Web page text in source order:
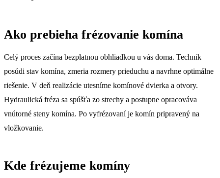
Ako prebieha frézovanie komína
Celý proces začína bezplatnou obhliadkou u vás doma. Technik
posúdi stav komína, zmeria rozmery prieduchu a navrhne optimálne
riešenie. V deň realizácie utesníme komínové dvierka a otvory.
Hydraulická fréza sa spúšťa zo strechy a postupne opracováva
vnútorné steny komína. Po vyfrézovaní je komín pripravený na
vložkovanie.
Kde frézujeme komíny